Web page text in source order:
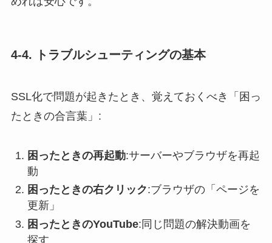
4-4. トラブルシューティングの基本
SSL化で問題が起きたとき、覚えておくべき「困っ
たときの合言葉」:
困ったときの再起動:サーバーやブラウザを再起
動
困ったときの右クリック:ブラウザの「ページを
更新」
困ったときのYouTube:同じ問題の解決動画を
探す